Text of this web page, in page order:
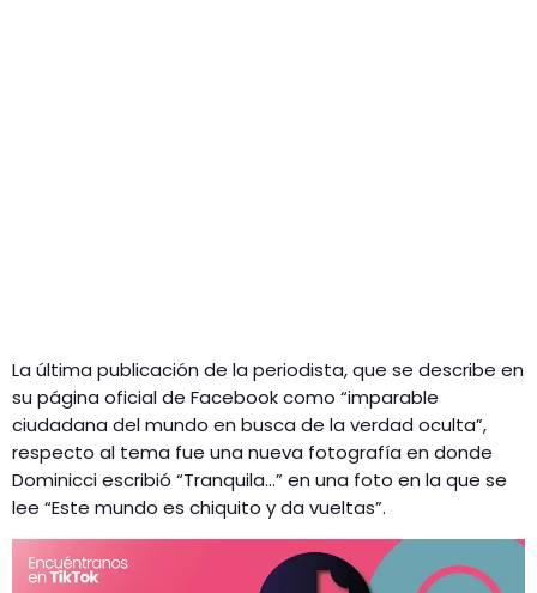
La última publicación de la periodista, que se describe en
su página oficial de Facebook como “imparable
ciudadana del mundo en busca de la verdad oculta”,
respecto al tema fue una nueva fotografía en donde
Dominicci escribió “Tranquila…” en una foto en la que se
lee “Este mundo es chiquito y da vueltas”.